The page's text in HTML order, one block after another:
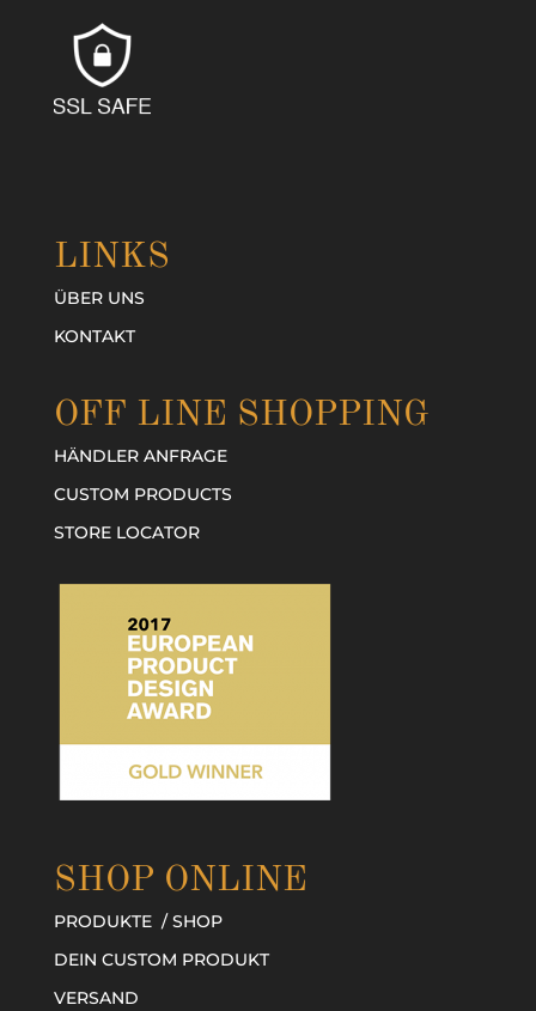
LINKS
ÜBER UNS
KONTAKT
OFF LINE SHOPPING
HÄNDLER ANFRAGE
CUSTOM PRODUCTS
STORE LOCATOR
SHOP ONLINE
PRODUKTE / SHOP
DEIN CUSTOM PRODUKT
VERSAND